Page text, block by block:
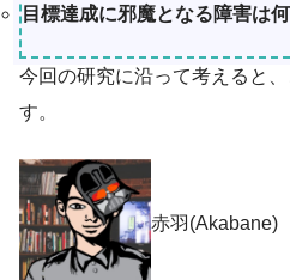
目標達成に邪魔となる障害は
今回の研究に沿って考えると
す。
赤羽(Akabane)